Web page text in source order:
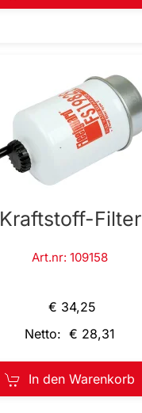
Kraftstoff-Filter
Art.nr: 109158
€ 34,25
Netto: € 28,31
In den Warenkorb